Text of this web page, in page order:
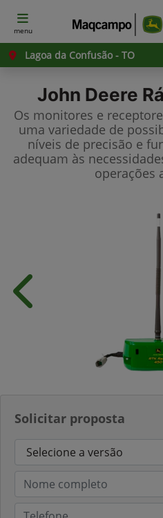
menu
Lagoa da Confusão - TO
John Deere
Os monitores e
uma variedade de
níveis de precisão e
adequam às
operações
Solicitar proposta
Anterior